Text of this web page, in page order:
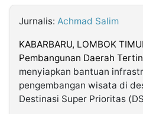
Kabarbaru.co
2026
Jurnalis: Achmad Salim
KABARBARU, LOMBOK
Pembangunan Daerah
menyiapkan bantuan
pengembangan wisata di
Destinasi Super Prioritas